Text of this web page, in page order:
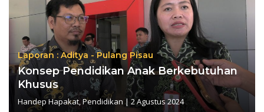
Laporan : Aditya - Pulang Pisau
Konsep Pendidikan Anak Berkebutuhan
Khusus
Handep Hapakat,Pendidikan | 2 Agustus 2024